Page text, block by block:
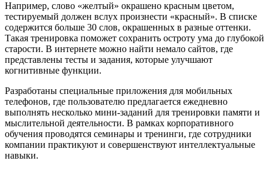
Например, слово «желтый» окрашено красным цветом,
тестируемый должен вслух произнести «красный». В списке
содержится больше 30 слов, окрашенных в разные оттенки.
Такая тренировка поможет сохранить остроту ума до глубокой
старости. В интернете можно найти немало сайтов, где
представлены тесты и задания, которые улучшают
когнитивные функции.
Разработаны специальные приложения для мобильных
телефонов, где пользователю предлагается ежедневно
выполнять несколько мини-заданий для тренировки памяти и
мыслительной деятельности. В рамках корпоративного
обучения проводятся семинары и тренинги, где сотрудники
компании практикуют и совершенствуют интеллектуальные
навыки.